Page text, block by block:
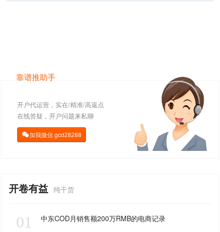
靠谱推助手
开户代运营，实在/精准/高返点
在线答疑，开户问题来私聊
加我微信gcd28288
开卷有益 纯干货
01 中东COD月销售额200万RMB的电商记录